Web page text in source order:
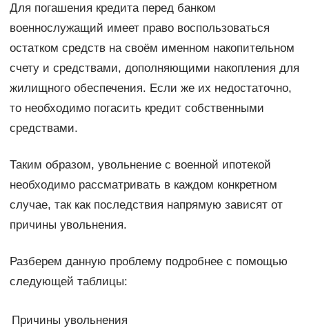
Для погашения кредита перед банком
военнослужащий имеет право воспользоваться
остатком средств на своём именном накопительном
счету и средствами, дополняющими накопления для
жилищного обеспечения. Если же их недостаточно,
то необходимо погасить кредит собственными
средствами.
Таким образом, увольнение с военной ипотекой
необходимо рассматривать в каждом конкретном
случае, так как последствия напрямую зависят от
причины увольнения.
Разберем данную проблему подробнее с помощью
следующей таблицы:
Причины увольнения